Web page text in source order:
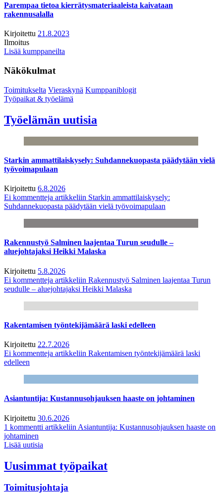
Parempaa tietoa kierrätysmateriaaleista kaivataan
rakennusalalla
Kirjoitettu 21.8.2023
Ilmoitus
Lisää kumppaneilta
Näkökulmat
Toimitukselta Vieraskynä Kumppaniblogit
Työpaikat & työelämä
Työelämän uutisia
Starkin ammattilaiskysely: Suhdannekuopasta päädytään vielä
työvoimapulaan
Kirjoitettu 6.8.2026
Ei kommentteja artikkeliin Starkin ammattilaiskysely:
Suhdannekuopasta päädytään vielä työvoimapulaan
Rakennustyö Salminen laajentaa Turun seudulle –
aluejohtajaksi Heikki Malaska
Kirjoitettu 5.8.2026
Ei kommentteja artikkeliin Rakennustyö Salminen laajentaa Turun
seudulle – aluejohtajaksi Heikki Malaska
Rakentamisen työntekijämäärä laski edelleen
Kirjoitettu 22.7.2026
Ei kommentteja artikkeliin Rakentamisen työntekijämäärä laski
edelleen
Asiantuntija: Kustannusohjauksen haaste on johtaminen
Kirjoitettu 30.6.2026
1 kommentti artikkeliin Asiantuntija: Kustannusohjauksen haaste on
johtaminen
Lisää uutisia
Uusimmat työpaikat
Toimitusjohtaja